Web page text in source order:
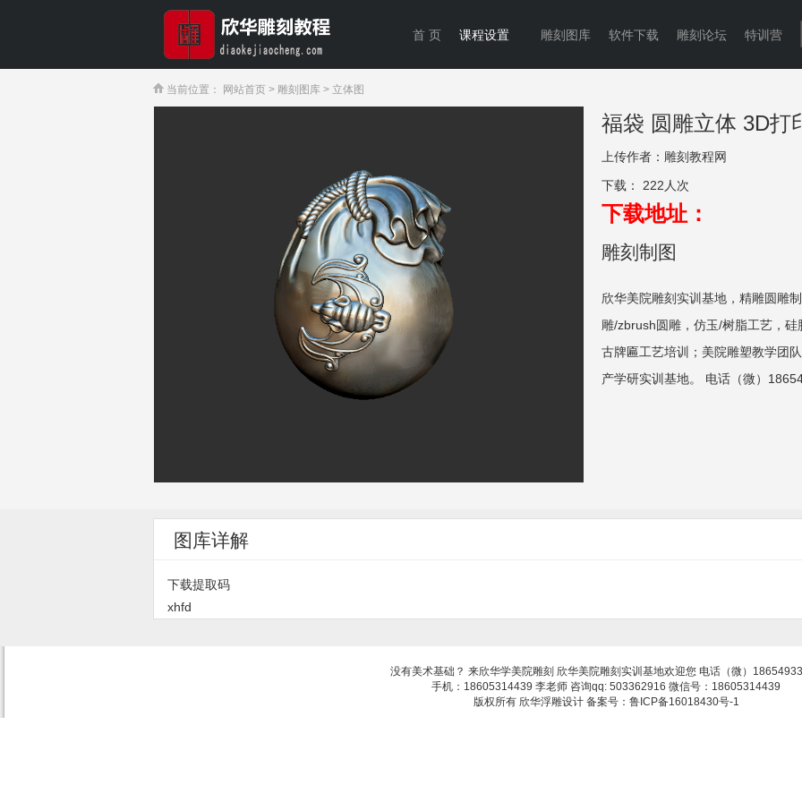
首 页 课程设置 雕刻图库 软件下载 雕刻论坛 特训营
当前位置： 网站首页> 雕刻图库> 立体图
福袋 圆雕立体 3D打
上传作者： 雕刻教程网
下载：
222人次
下载地址：
雕刻制图
欣华美院雕刻实训基地，精雕圆雕
雕/zbrush圆雕，仿玉/树脂工艺，
古牌匾工艺培训；美院雕塑教学团
产学研实训基地。 电话（微）
图库详解
下载提取码
xhfd
没有美术基础？ 来欣华学美院雕刻 欣华美院雕刻实训基地欢迎您 电话（微）
手机：18605314439 李老师 咨询qq: 503362916 微信号：18605314439
版权所有 欣华浮雕设计 备案号：鲁ICP备16018430号-1